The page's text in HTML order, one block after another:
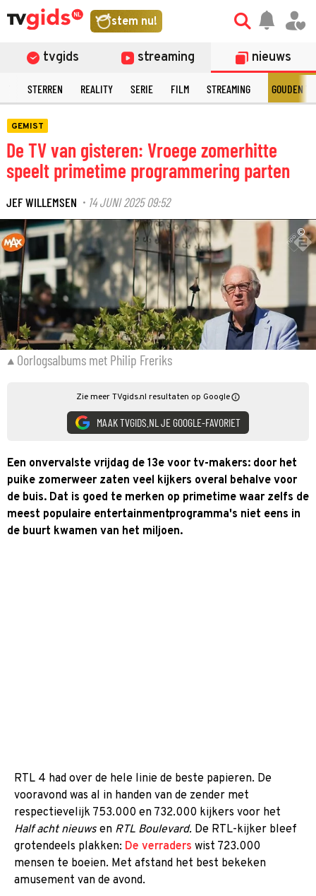
stem nu!
tvgids streaming nieuws
STERREN REALITY SERIE FILM STREAMING GOUDEN
GEMIST
De TV van gisteren: Vroege zomerhitte
speelt primetime programmering parten
JEF WILLEMSEN · 14 JUNI 2025 09:52
©
Oorlogsalbums met Philip Freriks
Zie meer TVgids.nl resultaten op Google
MAAK TVGIDS.NL JE GOOGLE-FAVORIET
Een onvervalste vrijdag de 13e voor tv-makers: door het
puike zomerweer zaten veel kijkers overal behalve voor
de buis. Dat is goed te merken op primetime waar zelfs de
meest populaire entertainmentprogramma's niet eens in
de buurt kwamen van het miljoen.
RTL 4 had over de hele linie de beste papieren. De
vooravond was al in handen van de zender met
respectievelijk 753.000 en 732.000 kijkers voor het
Half acht nieuws en RTL Boulevard. De RTL-kijker bleef
grotendeels plakken: De verraders wist 723.000
mensen te boeien. Met afstand het best bekeken
amusement van de avond.